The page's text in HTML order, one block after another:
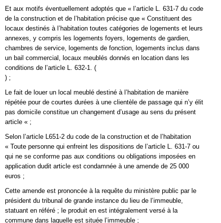
Et aux motifs éventuellement adoptés que « l’article L. 631-7 du code
de la construction et de l’habitation précise que « Constituent des
locaux destinés à l’habitation toutes catégories de logements et leurs
annexes, y compris les logements foyers, logements de gardien,
chambres de service, logements de fonction, logements inclus dans
un bail commercial, locaux meublés donnés en location dans les
conditions de l’article L. 632-1. (
) ;
Le fait de louer un local meublé destiné à l’habitation de manière
répétée pour de courtes durées à une clientèle de passage qui n’y élit
pas domicile constitue un changement d’usage au sens du présent
article « ;
Selon l’article L651-2 du code de la construction et de l’habitation
« Toute personne qui enfreint les dispositions de l’article L. 631-7 ou
qui ne se conforme pas aux conditions ou obligations imposées en
application dudit article est condamnée à une amende de 25 000
euros ;
Cette amende est prononcée à la requête du ministère public par le
président du tribunal de grande instance du lieu de l’immeuble,
statuant en référé ; le produit en est intégralement versé à la
commune dans laquelle est située l’immeuble ;